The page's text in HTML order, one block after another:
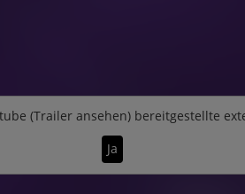
(Trailer ansehen)bereitgestellte
Ja